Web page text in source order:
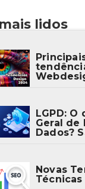
lidos
LGPD: O
Geral de
Dados?
Novas
Técnicas